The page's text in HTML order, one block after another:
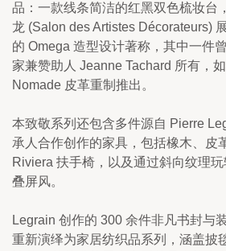
品：一款线条简洁的红黑双色梳妆台
龙 (Salon des Artistes Décorateurs)
的 Omega 造型设计著称，其中一件
家兼赞助人 Jeanne Tachard 所有，
Nomade 皮革重制推出。
本致敬系列还包含多件源自 Pierre
承人合作创作的家具，包括橡木、皮
Riviera 扶手椅，以及通过斜向纹理
叠屏风。
Legrain 创作的 300 余件非凡书封与
重新演绎为家居纺织品系列，涵盖披